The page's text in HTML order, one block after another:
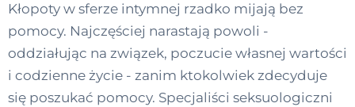
Kłopoty w sferze intymnej rzadko mijają bez
pomocy. Najczęściej narastają powoli -
oddziałując na związek, poczucie własnej wartości
i codzienne życie - zanim ktokolwiek zdecyduje
się poszukać pomocy. Specjaliści seksuologiczni